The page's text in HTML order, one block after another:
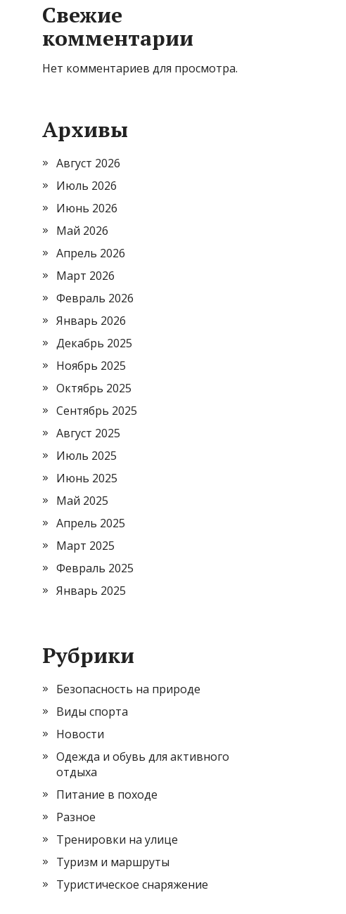
Свежие
комментарии
Нет комментариев для просмотра.
Архивы
Август 2026
Июль 2026
Июнь 2026
Май 2026
Апрель 2026
Март 2026
Февраль 2026
Январь 2026
Декабрь 2025
Ноябрь 2025
Октябрь 2025
Сентябрь 2025
Август 2025
Июль 2025
Июнь 2025
Май 2025
Апрель 2025
Март 2025
Февраль 2025
Январь 2025
Рубрики
Безопасность на природе
Виды спорта
Новости
Одежда и обувь для активного
отдыха
Питание в походе
Разное
Тренировки на улице
Туризм и маршруты
Туристическое снаряжение